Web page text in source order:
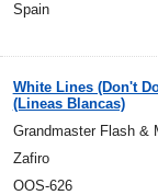
Spain
White Lines (Don't
(Lineas Blancas)
Grandmaster Flash &
Zafiro
OOS-626